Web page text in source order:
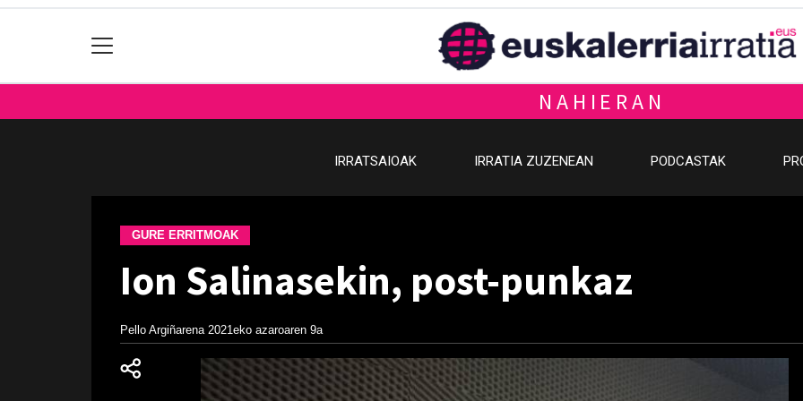
NAHIERAN
IRRATSAIOAK IRRATIA ZUZENEAN PODCASTAK
GURE ERRITMOAK
Ion Salinasekin, post-punkaz
Pello Argiñarena 2021eko azaroaren 9a